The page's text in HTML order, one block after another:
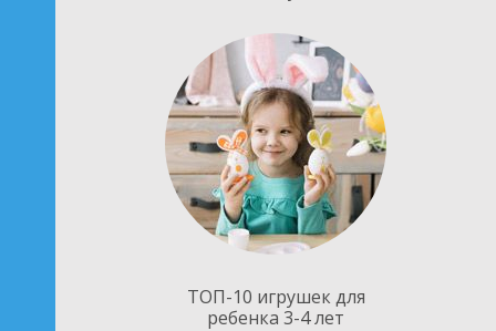
ТОП-10 игрушек для
ребенка 3-4 лет